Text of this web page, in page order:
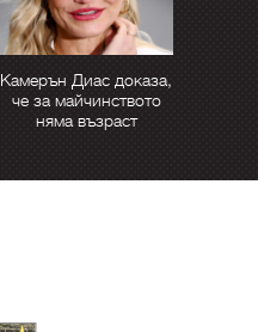
Камерън Диас доказа,
че за майчинството
няма възраст